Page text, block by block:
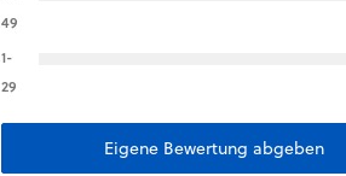
49
1-
29
Eigene Bewertung abgeben